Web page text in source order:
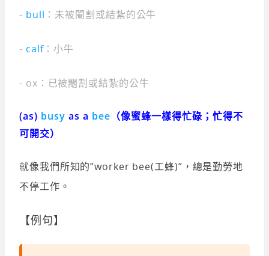
- bull ：未被閹割或結紮的公牛
- calf：小牛
- ox：已被閹割或結紮的公牛
(as) busy as a bee （像蜜蜂一樣得忙碌；忙得不
可開交）
就像我們所知的”worker bee(工蜂)”，總是勤勞地
不停工作。
【例句】